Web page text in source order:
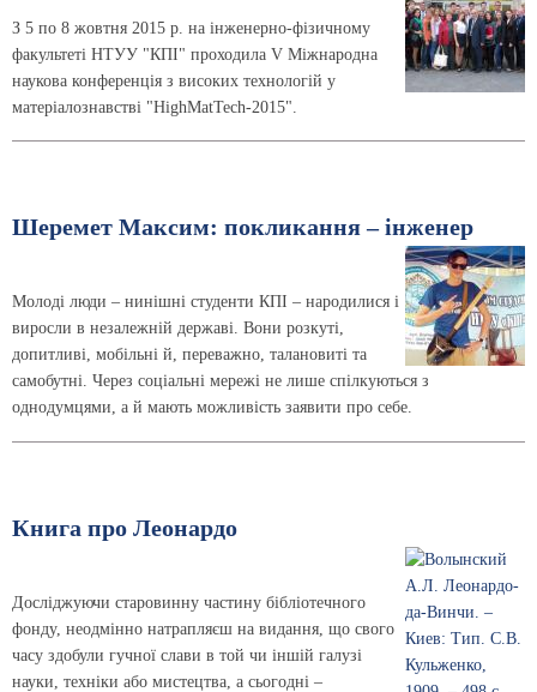
З 5 по 8 жовтня 2015 р. на інженерно-фізичному
факультеті НТУУ "КПІ" проходила V Міжнародна
наукова конференція з високих технологій у
матеріалознавстві "HighMatTech-2015"
Шеремет Максим: покликання – інженер
Молоді люди – нинішні студенти КПІ – народилися і
виросли в незалежній державі. Вони розкуті,
допитливі, мобільні й, переважно, талановиті та
самобутні. Через соціальні мережі не лише спілкуються з
однодумцями, а й мають можливість заявити про себе.
Книга про Леонардо
Досліджуючи старовинну частину бібліотечного
фонду, неодмінно натрапляєш на видання, що свого
часу здобули гучної слави в той чи іншій галузі
науки, техніки або мистецтва, а сьогодні –